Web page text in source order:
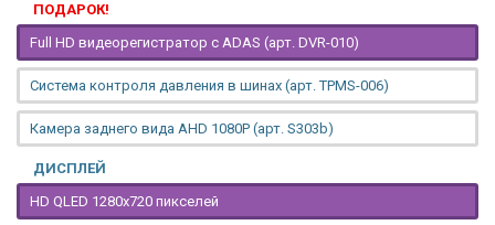
ПОДАРОК!
Full HD видеорегистратор с ADAS (арт. DVR-010)
Система контроля давления в шинах (арт. TPMS-006)
Камера заднего вида AHD 1080P (арт. S303b)
ДИСПЛЕЙ
HD QLED 1280x720 пикселей